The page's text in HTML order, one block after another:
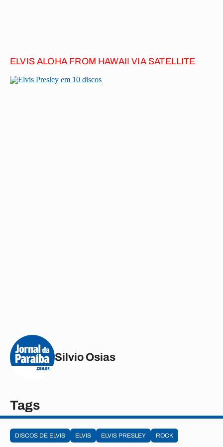
ELVIS ALOHA FROM HAWAII VIA SATELLITE
Silvio Osias
Tags
DISCOS DE ELVIS ELVIS ELVIS PRESLEY ROCK